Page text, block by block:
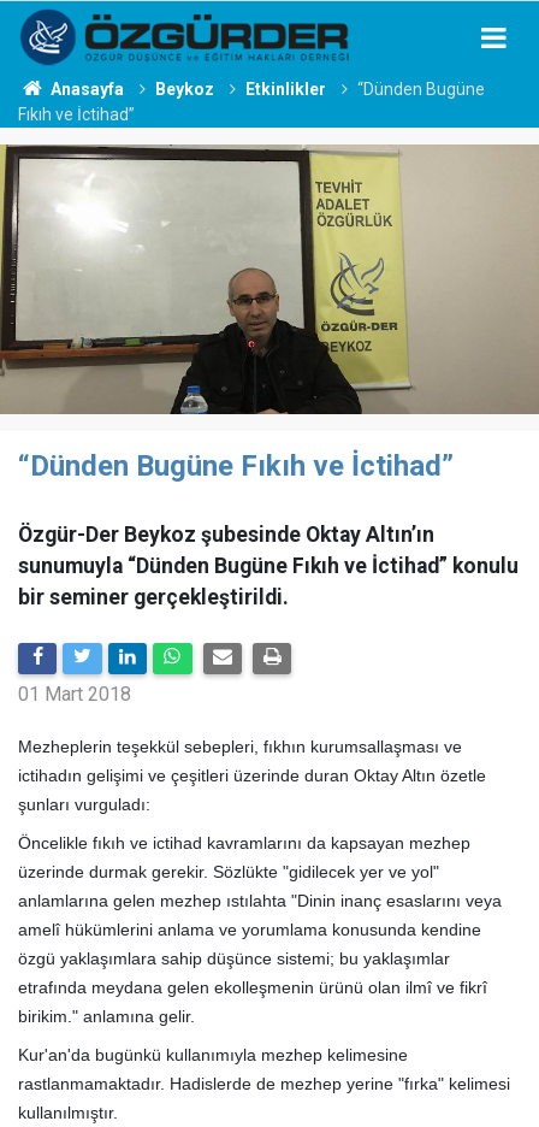
Anasayfa Beykoz Etkinlikler
“Dünden Bugüne
Fıkıh ve İctihad”
“Dünden Bugüne Fıkıh ve İctihad”
Özgür-Der Beykoz şubesinde Oktay Altın’ın
sunumuyla “Dünden Bugüne Fıkıh ve İctihad” konulu
bir seminer gerçekleştirildi.
01 Mart 2018
Mezheplerin teşekkül sebepleri, fıkhın kurumsallaşması ve
ictihadın gelişimi ve çeşitleri üzerinde duran Oktay Altın özetle
şunları vurguladı:
Öncelikle fıkıh ve ictihad kavramlarını da kapsayan mezhep
üzerinde durmak gerekir. Sözlükte "gidilecek yer ve yol"
anlamlarına gelen mezhep ıstılahta "Dinin inanç esaslarını veya
amelî hükümlerini anlama ve yorumlama konusunda kendine
özgü yaklaşımlara sahip düşünce sistemi; bu yaklaşımlar
etrafında meydana gelen ekolleşmenin ürünü olan ilmî ve fikrî
birikim." anlamına gelir.
Kur'an'da bugünkü kullanımıyla mezhep kelimesine
rastlanmamaktadır. Hadislerde de mezhep yerine "fırka" kelimesi
kullanılmıştır.